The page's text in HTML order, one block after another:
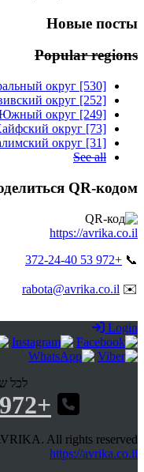
Новые посты
Popular regions
округ [530]
округ [252]
округ [249]
округ [73]
округ [31]
See all
QR-кодом
https://avrika.co.il
📞
+972 53 372-24-40
✉️
rabota@avrika.co.il
Login
לכל
+972 53 372-24-40
All rights reserved.
https://avrika.co.il